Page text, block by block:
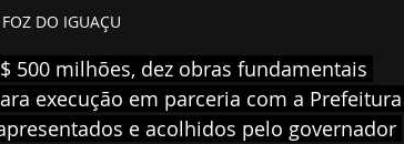
DO IGUAÇU
500 milhões, dez obras fundamentais
execução em parceria com a Prefeitura
e acolhidos pelo governador